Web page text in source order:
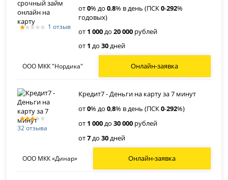
1 отзыв
от0% до0,8% в день (ПСК0-292%
годовых)
от 1 000до20 000 рублей
от 1 до30дней
ООО МКК "Нордика" Онлайн-заявка
32 отзыва
Кредит7 - Деньги на карту за 7 минут
от0% до0,8% в день (ПСК0-292%)
от 1 000до30 000 рублей
от7до30дней
ООО МКК «Динар» Онлайн-заявка